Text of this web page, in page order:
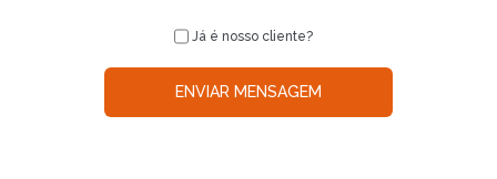
Já é nosso cliente?
ENVIAR MENSAGEM